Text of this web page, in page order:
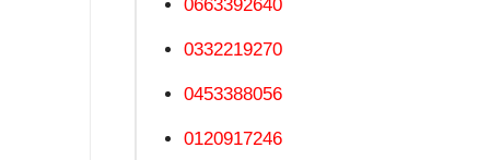
0663392640
0332219270
0453388056
0120917246